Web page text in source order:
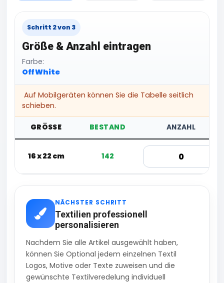
Schritt 2 von 3
Größe & Anzahl eintragen
Farbe:
Off White
Auf Mobilgeräten können Sie die Tabelle seitlich
schieben.
GRÖSSE BESTAND ANZAHL
16 x 22 cm 142
NÄCHSTER SCHRITT
Textilien professionell
personalisieren
Nachdem Sie alle Artikel ausgewählt haben,
können Sie Optional jedem einzelnen Textil
Logos, Motive oder Texte zuweisen und die
gewünschte Textilveredelung individuell